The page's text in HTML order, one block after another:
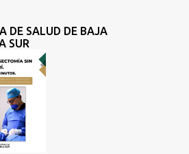
DE SALUD DE BAJA
SUR